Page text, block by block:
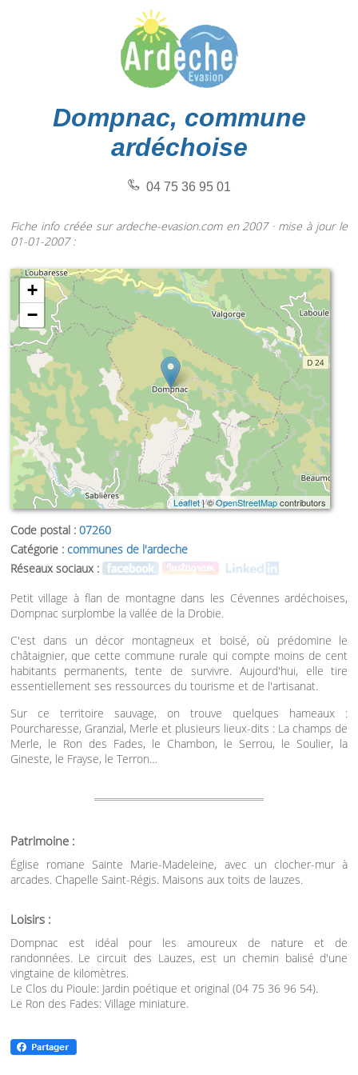
Dompnac, commune
ardéchoise
04 75 36 95 01
Fiche info créée sur ardeche-evasion.com en 2007 · mise à jour le
01-01-2007 :
+
−
Leaflet| ©OpenStreetMapcontributors
Code postal : 07260
Catégorie : communes de l'ardeche
Réseaux sociaux :
Petit village à flan de montagne dans les Cévennes ardéchoises,
Dompnac surplombe la vallée de la Drobie.
C'est dans un décor montagneux et boisé, où prédomine le
châtaignier, que cette commune rurale qui compte moins de cent
habitants permanents, tente de survivre. Aujourd'hui, elle tire
essentiellement ses ressources du tourisme et de l'artisanat.
Sur ce territoire sauvage, on trouve quelques hameaux :
Pourcharesse, Granzial, Merle et plusieurs lieux-dits : La champs de
Merle, le Ron des Fades, le Chambon, le Serrou, le Soulier, la
Gineste, le Frayse, le Terron…
Patrimoine :
Église romane Sainte Marie-Madeleine, avec un clocher-mur à
arcades. Chapelle Saint-Régis. Maisons aux toits de lauzes.
Loisirs :
Dompnac est idéal pour les amoureux de nature et de
randonnées. Le circuit des Lauzes, est un chemin balisé d'une
vingtaine de kilomètres.
Le Clos du Pioule: Jardin poétique et original (04 75 36 96 54).
Le Ron des Fades: Village miniature.